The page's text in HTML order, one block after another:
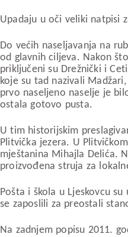
Upadaju u oči veliki natpisi
Do većih naseljavanja na
od glavnih ciljeva. Nakon
priključeni su Drežnički i
koje su tad nazivali
prvo naseljeno naselje je
ostala gotovo pusta.
U tim historijskim
Plitvička jezera. U
mještanina Mihajla Delića.
proizvođena struja za
Pošta i škola u Ljeskovcu
se zaposlili za preostali
Na zadnjem popisu 2011.